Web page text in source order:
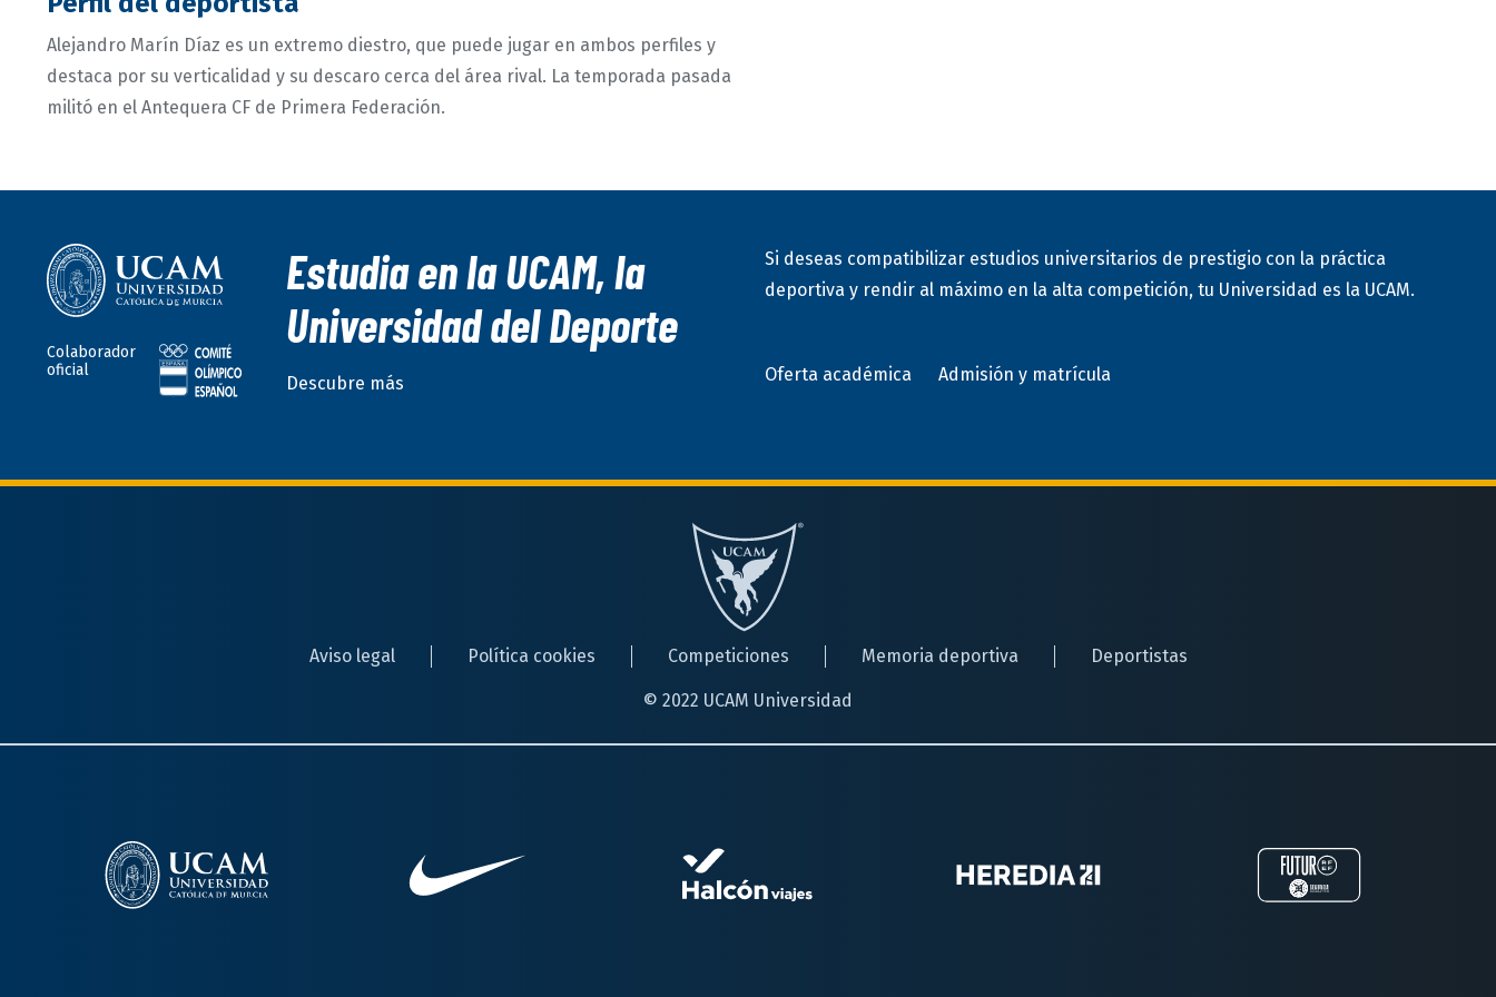
Alejandro Marín Díaz es un extremo diestro, que puede jugar en ambos perfiles y
destaca por su verticalidad y su descaro cerca del área rival. La temporada pasada
militó en el Antequera CF de Primera Federación.
Colaborador
oficial
Estudia en la UCAM, la
Universidad del Deporte
Descubre más
Si deseas compatibilizar estudios universitarios de prestigio con la práctica
deportiva y rendir al máximo en la alta competición, tu Universidad es la UCAM.
Oferta académica Admisión y matrícula
Aviso legal Política cookies Competiciones Memoria deportiva Deportistas
© 2022 UCAM Universidad